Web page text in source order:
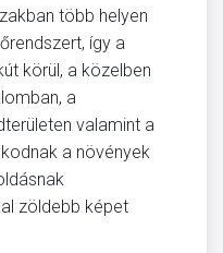
több helyen
így a
körül, a közelben
a
valamint a
a növények
zöldebb képet